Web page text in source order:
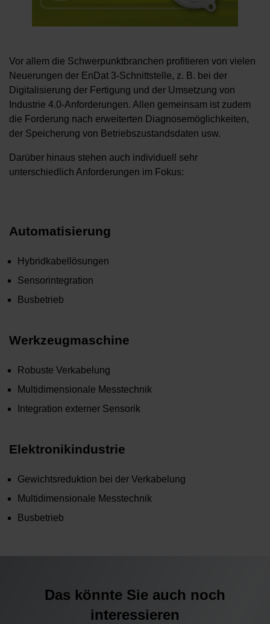
Vor allem die Schwerpunktbranchen profitieren von vielen
Neuerungen der EnDat 3-Schnittstelle, z. B. bei der
Digitalisierung der Fertigung und der Umsetzung von
Industrie 4.0-Anforderungen. Allen gemeinsam ist zudem
die Forderung nach erweiterten Diagnosemöglichkeiten,
der Speicherung von Betriebszustandsdaten usw.
Darüber hinaus stehen auch individuell sehr
unterschiedlich Anforderungen im Fokus:
Automatisierung
Hybridkabellösungen
Sensorintegration
Busbetrieb
Werkzeugmaschine
Robuste Verkabelung
Multidimensionale Messtechnik
Integration externer Sensorik
Elektronikindustrie
Gewichtsreduktion bei der Verkabelung
Multidimensionale Messtechnik
Busbetrieb
Das könnte Sie auch noch
interessieren